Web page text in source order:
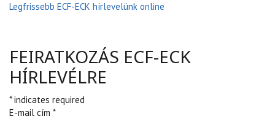
Legfrissebb ECF-ECK hírlevelünk online
FEIRATKOZÁS ECF-ECK
HÍRLEVÉLRE
* indicates required
E-mail cím *